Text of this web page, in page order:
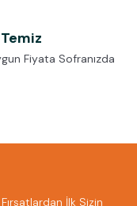
Fiyata Sofranızda
İlk Sizin